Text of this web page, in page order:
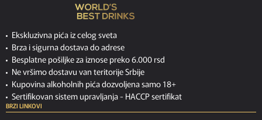
Ekskluzivna pića iz celog sveta
Brza i sigurna dostava do adrese
Besplatne pošiljke za iznose preko 6.000 rsd
Ne vršimo dostavu van teritorije Srbije
Kupovina alkoholnih pića dozvoljena samo 18+
Sertifikovan sistem upravljanja - HACCP sertifikat
BRZI LINKOVI